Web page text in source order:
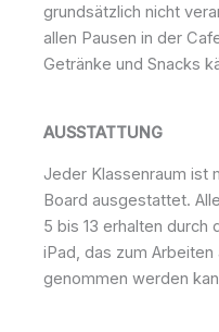
grundsätzlich nicht
allen Pausen in der
Getränke und Snacks
AUSSTATTUNG
Jeder Klassenraum ist
Board ausgestattet.
5 bis 13 erhalten durch
iPad, das zum Arbeiten
genommen werden